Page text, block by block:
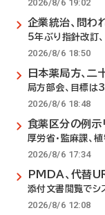
2026/8/6 19:02
企業統治、問わ
5年ぶり指針改訂、
2026/8/6 18:50
日本薬局方、二
局方部会、目標
2026/8/6 18:48
食薬区分の例示
厚労省・監麻課、
2026/8/6 17:34
PMDA、代替
添付文書閲覧でシ
2026/8/6 12:08